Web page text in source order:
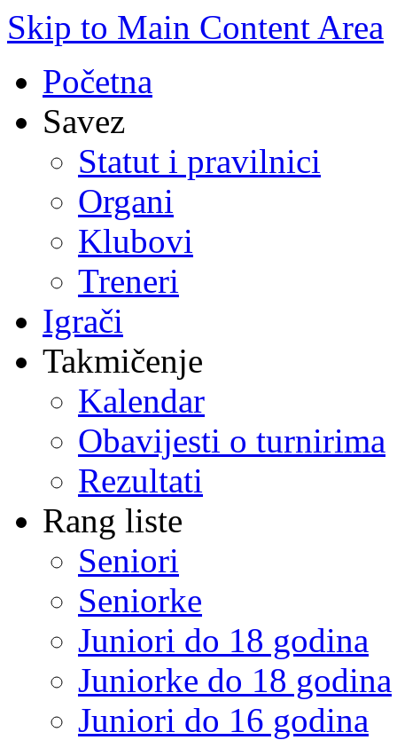
Skip to Main Content Area
Početna
Savez
Statut i pravilnici
Organi
Klubovi
Treneri
Igrači
Takmičenje
Kalendar
Obavijesti o turnirima
Rezultati
Rang liste
Seniori
Seniorke
Juniori do 18 godina
Juniorke do 18 godina
Juniori do 16 godina